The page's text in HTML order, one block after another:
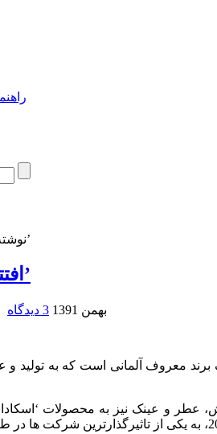
نوشته های برچسب زده شده ‘جهش’
افتتاح فروشگاه ‘اسکادا’
7 بهمن 1391 3 دیدگاه
برند معروف آلمانی است که به تولید و